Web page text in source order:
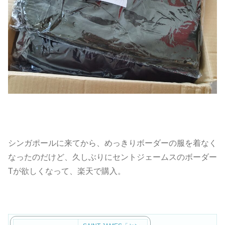
シンガポールに来てから、めっきりボーダーの服を着なく
なったのだけど、久しぶりにセントジェームスのボーダー
Tが欲しくなって、楽天で購入。